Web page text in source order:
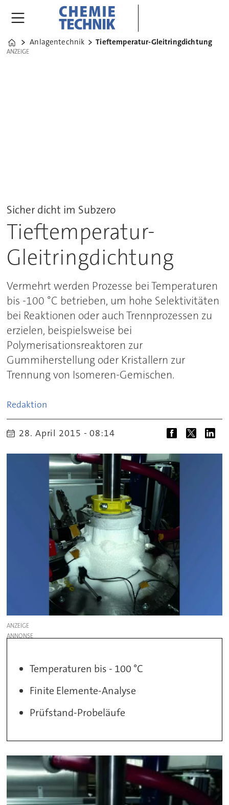
Home
Anlagentechnik Tieftemperatur-Gleitringdichtung
ANZEIGE
ANZEIGE
Sicher dicht im Subzero
Tieftemperatur-
Gleitringdichtung
Vermehrt werden Prozesse bei Temperaturen
bis -100 °C betrieben, um hohe Selektivitäten
bei Reaktionen oder auch Trennprozessen zu
erzielen, beispielsweise bei
Polymerisationsreaktoren zur
Gummiherstellung oder Kristallern zur
Trennung von Isomeren-Gemischen.
Redaktion
28. April 2015 - 08:14
ANZEIGE
Temperaturen bis - 100 °C
Finite Elemente-Analyse
Prüfstand-Probeläufe